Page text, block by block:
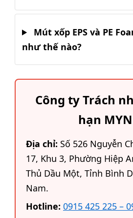
Mút xốp EPS và PE
như thế nào?
Công ty Trách
hạn
Địa chỉ: Số 526 Nguyễn
17, Khu 3, Phường Hiệp
Thủ Dầu Một, Tỉnh Bình
Nam.
Hotline: 0915 425 225 –